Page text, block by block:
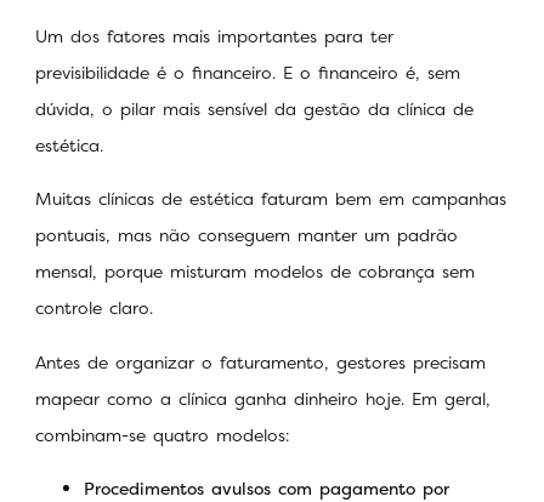
Um dos fatores mais importantes para ter
previsibilidade é o financeiro. E o financeiro é, sem
dúvida, o pilar mais sensível da gestão da clínica de
estética.
Muitas clínicas de estética faturam bem em campanhas
pontuais, mas não conseguem manter um padrão
mensal, porque misturam modelos de cobrança sem
controle claro.
Antes de organizar o faturamento, gestores precisam
mapear como a clínica ganha dinheiro hoje. Em geral,
combinam-se quatro modelos:
Procedimentos avulsos com pagamento por